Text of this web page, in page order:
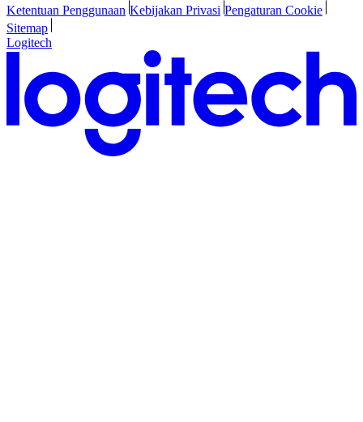
Ketentuan Penggunaan Kebijakan Privasi Pengaturan Cookie
Sitemap
Logitech